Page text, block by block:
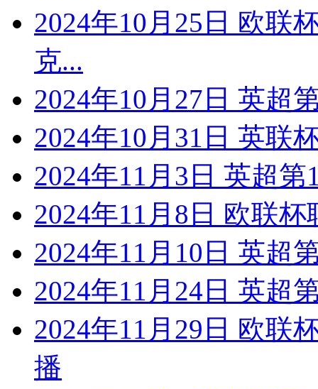
2024年10月25日 欧联
克...
2024年10月27日 英超
2024年10月31日 英联
2024年11月3日 英超
2024年11月8日 欧联
2024年11月10日 英超
2024年11月24日 英超
2024年11月29日 欧联
播